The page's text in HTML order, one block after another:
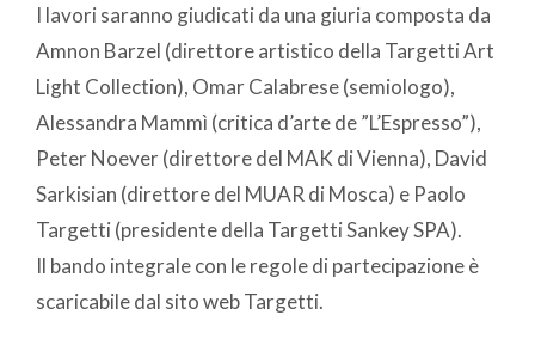
I lavori saranno giudicati da una giuria composta da
Amnon Barzel (direttore artistico della Targetti Art
Light Collection), Omar Calabrese (semiologo),
Alessandra Mammì (critica d’arte de ”L’Espresso”),
Peter Noever (direttore del MAK di Vienna), David
Sarkisian (direttore del MUAR di Mosca) e Paolo
Targetti (presidente della Targetti Sankey SPA).
Il bando integrale con le regole di partecipazione è
scaricabile dal sito web Targetti.